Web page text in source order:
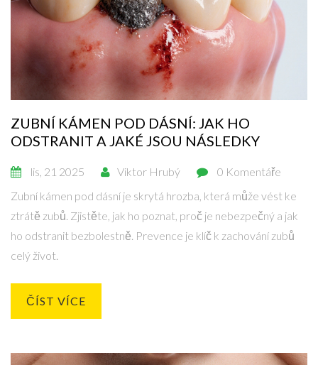
ZUBNÍ KÁMEN POD DÁSNÍ: JAK HO
ODSTRANIT A JAKÉ JSOU NÁSLEDKY
lis, 21 2025 Viktor Hrubý
0 Komentáře
Zubní kámen pod dásní je skrytá hrozba, která může vést ke
ztrátě zubů. Zjistěte, jak ho poznat, proč je nebezpečný a jak
ho odstranit bezbolestně. Prevence je klíč k zachování zubů
celý život.
ČÍST VÍCE